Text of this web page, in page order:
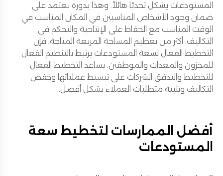
المستودعات يشكل تحديًا هائلاً. وهذا بدوره يعتمد على
ضمان وجود الأشخاص المناسبين في المكان المناسب في
الوقت المناسب مع الحفاظ على الإنتاجية والتحكم في
التكاليف. أكثر من تعظيم المساحة المربعة المتاحة، فإن
التخطيط الفعال لسعة المستودعات يرتبط بالتنظيم الفعال
للمخزون والمعدات والموظفين. يساعد التخطيط الفعال
للتخطيط والتدفق الشركات على تبسيط عملياتها وخفض
التكاليف وتلبية متطلبات العملاء بشكل أفضل.
أفضل الممارسات لتخطيط سعة
المستودعات